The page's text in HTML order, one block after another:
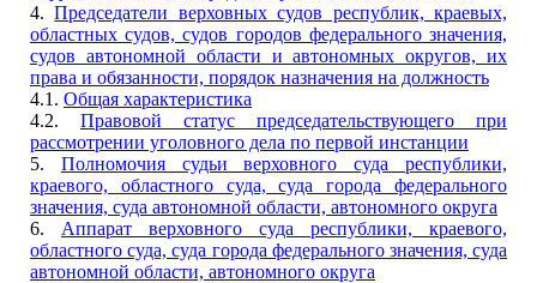
4.Председатели верховных судов республик, краевых,
областных судов, судов городов федерального значения,
судов автономной области и автономных округов, их
права и обязанности, порядок назначения на должность
4.1. Общая характеристика
4.2. Правовой статус председательствующего при
рассмотрении уголовного дела по первой инстанции
5. Полномочия судьи верховного суда республики,
краевого, областного суда, суда города федерального
значения, суда автономной области, автономного округа
6. Аппарат верховного суда республики, краевого,
областного суда, суда города федерального значения, суда
автономной области, автономного округа